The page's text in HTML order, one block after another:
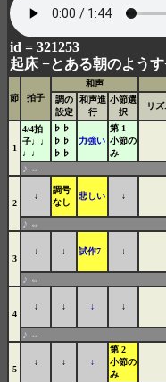
id = 321253
起床 −とある朝のよう
節 拍子
和声
調の
設定
和声進
行
小節選
択
リ
1
4/4拍
子♩♩
♩♩
♭♭
♭♭
♭♭
力強い
第 1
小節の
み
♪ ⇔
2
↓
調号
なし
悲しい ↓
♪ ⇔
3
↓ ↓ 試作7 ↓
♪ ⇔
4
↓ ↓ ↓ ↓
♪ ⇔
5
↓ ↓ ↓
第 2
小節の
み